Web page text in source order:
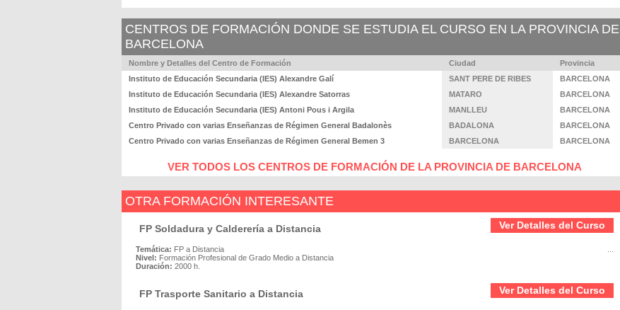
CENTROS DE FORMACIÓN DONDE SE ESTUDIA EL CURSO EN LA PROVINCIA DE
BARCELONA
Nombre y Detalles del Centro de Formación Ciudad
Provincia
Instituto de Educación Secundaria (IES) Alexandre Galí
SANT PERE DE RIBES
BARCELONA
Instituto de Educación Secundaria (IES) Alexandre Satorras
MATARO
BARCELONA
Instituto de Educación Secundaria (IES) Antoni Pous i Argila
MANLLEU
BARCELONA
Centro Privado con varias Enseñanzas de Régimen General Badalonès
BADALONA
BARCELONA
Centro Privado con varias Enseñanzas de Régimen General Bemen 3
BARCELONA BARCELONA
VER TODOS LOS CENTROS DE FORMACIÓN DE LA PROVINCIA DE BARCELONA
OTRA FORMACIÓN INTERESANTE
Ver Detalles del Curso
FP Soldadura y Calderería a Distancia
Temática: FP a Distancia
Nivel: Formación Profesional de Grado Medio a Distancia
Duración: 2000 h.
Ver Detalles del Curso
FP Trasporte Sanitario a Distancia